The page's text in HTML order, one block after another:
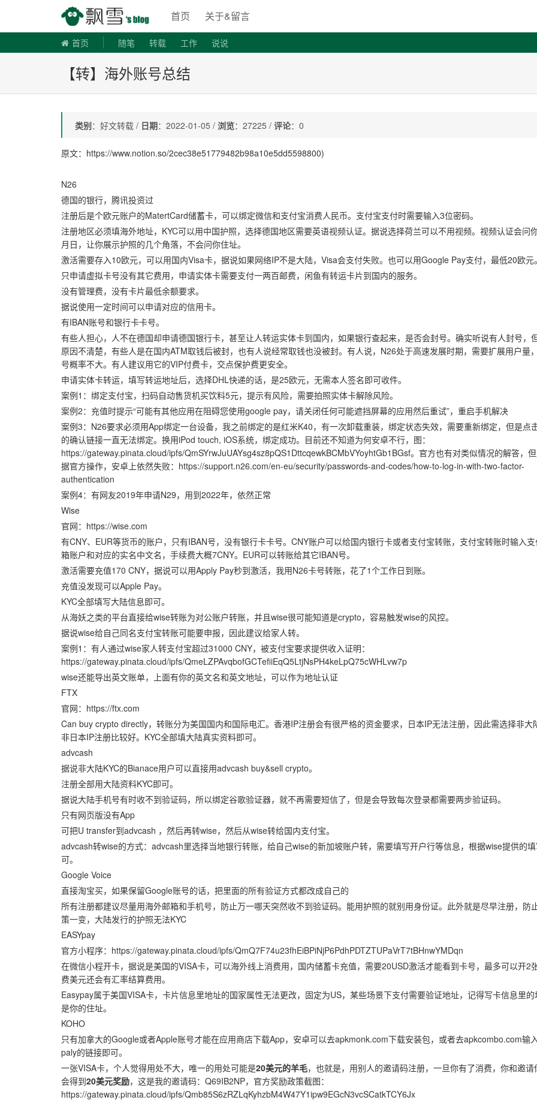
飘雪博客
首页 关于&留言
首页 随笔 转载 工作 说说
【转】海外账号总结
类别：好文转载 / 日期：2022-01-05 / 浏览：27225 / 评论：0
原文：https://www.notion.so/2cec38e51779482b98a10e5dd5598800)
N26
德国的银行，腾讯投资过
注册后是个欧元账户的MatertCard储蓄卡，可以绑定微信和支付宝消费人民币。支付宝支付时需要输入3位密码。
注册地区必须填海外地址，KYC可以用中国护照，选择德国地区需要英语视频认证。据说选择荷兰可以不用视频。视频认证会问
月日，让你展示护照的几个角落，不会问你住址。
激活需要存入10欧元，可以用国内Visa卡，据说如果网络IP不是大陆，Visa会支付失败。也可以用Google Pay支付，最低20欧元
只申请虚拟卡号没有其它费用，申请实体卡需要支付一两百邮费，闲鱼有转运卡片到国内的服务。
没有管理费，没有卡片最低余额要求。
据说使用一定时间可以申请对应的信用卡。
有IBAN账号和银行卡卡号。
有些人担心，人不在德国却申请德国银行卡，甚至让人转运实体卡到国内，如果银行查起来，是否会封号。确实听说有人封号，
原因不清楚，有些人是在国内ATM取钱后被封，也有人说经常取钱也没被封。有人说，N26处于高速发展时期，需要扩展用户量
号概率不大。有人建议用它的VIP付费卡，交点保护费更安全。
申请实体卡转运，填写转运地址后，选择DHL快递的话，是25欧元，无需本人签名即可收件。
案例1：绑定支付宝，扫码自动售货机买饮料5元，提示有风险，需要拍照实体卡解除风险。
案例2：充值时提示“可能有其他应用在阻碍您使用google pay，请关闭任何可能遮挡屏幕的应用然后重试”，重启手机解决
案例3：N26要求必须用App绑定一台设备，我之前绑定的是红米K40，有一次卸载重装，绑定状态失效，需要重新绑定，但是点
的确认链接一直无法绑定。换用iPod touch, iOS系统，绑定成功。目前还不知道为何安卓不行，图：
https://gateway.pinata.cloud/ipfs/QmSYrwJuUAYsg4sz8pQS1DttcqewkBCMbVYoyhtGb1BGsf。官方也有对类似情况的解答，
据官方操作，安卓上依然失败：https://support.n26.com/en-eu/security/passwords-and-codes/how-to-log-in-with-two-factor-
authentication
案例4：有网友2019年申请N29，用到2022年，依然正常
Wise
官网：https://wise.com
有CNY、EUR等货币的账户，只有IBAN号，没有银行卡卡号。CNY账户可以给国内银行卡或者支付宝转账，支付宝转账时输入
箱账户和对应的实名中文名，手续费大概7CNY。EUR可以转账给其它IBAN号。
激活需要充值170 CNY，据说可以用Apply Pay秒到激活，我用N26卡号转账，花了1个工作日到账。
充值没发现可以Apple Pay。
KYC全部填写大陆信息即可。
从海妖之类的平台直接给wise转账为对公账户转账，并且wise很可能知道是crypto，容易触发wise的风控。
据说wise给自己同名支付宝转账可能要申报，因此建议给家人转。
案例1：有人通过wise家人转支付宝超过31000 CNY，被支付宝要求提供收入证明：
https://gateway.pinata.cloud/ipfs/QmeLZPAvqbofGCTefiiEqQ5LtjNsPH4keLpQ75cWHLvw7p
wise还能导出英文账单，上面有你的英文名和英文地址，可以作为地址认证
FTX
官网：https://ftx.com
Can buy crypto directly，转账分为美国国内和国际电汇。香港IP注册会有很严格的资金要求，日本IP无法注册，因此需选择非大
非日本IP注册比较好。KYC全部填大陆真实资料即可。
advcash
据说非大陆KYC的Bianace用户可以直接用advcash buy&sell crypto。
注册全部用大陆资料KYC即可。
据说大陆手机号有时收不到验证码，所以绑定谷歌验证器，就不再需要短信了，但是会导致每次登录都需要两步验证码。
只有网页版没有App
可把U transfer到advcash ，然后再转wise，然后从wise转给国内支付宝。
advcash转wise的方式：advcash里选择当地银行转账，给自己wise的新加坡账户转，需要填写开户行等信息，根据wise提供的
可。
Google Voice
直接淘宝买，如果保留Google账号的话，把里面的所有验证方式都改成自己的
所有注册都建议尽量用海外邮箱和手机号，防止万一哪天突然收不到验证码。能用护照的就别用身份证。此外就是尽早注册，防
策一变，大陆发行的护照无法KYC
EASYpay
官方小程序：https://gateway.pinata.cloud/ipfs/QmQ7F74u23fhEiBPiNjP6PdhPDTZTUPaVrT7tBHnwYMDqn
在微信小程开卡，据说是美国的VISA卡，可以海外线上消费用，国内储蓄卡充值，需要20USD激活才能看到卡号，最多可以开2
费美元还会有汇率结算费用。
Easypay属于美国VISA卡，卡片信息里地址的国家属性无法更改，固定为US，某些场景下支付需要验证地址，记得写卡信息里
是你的住址。
KOHO
只有加拿大的Google或者Apple账号才能在应用商店下载App，安卓可以去apkmonk.com下载安装包，或者去apkcombo.com输
paly的链接即可。
一张VISA卡，个人觉得用处不大，唯一的用处可能是20美元的羊毛，也就是，用别人的邀请码注册，一旦你有了消费，你和邀请
会得到20美元奖励，这是我的邀请码：Q69IB2NP，官方奖励政策截图：
https://gateway.pinata.cloud/ipfs/Qmb85S6zRZLqKyhzbM4W47Y1ipw9EGcN3vcSCatkTCY6Jx